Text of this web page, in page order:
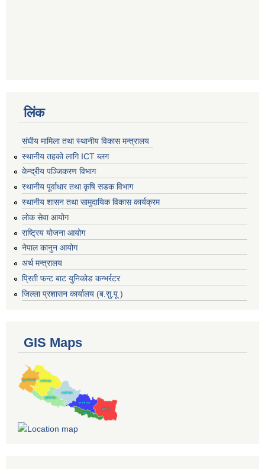
लिंक
संघीय मामिला तथा स्थानीय विकास मन्त्रालय
स्थानीय तहको लागि ICT ब्लग
केन्द्रीय पञ्जिकरण विभाग
स्थानीय पूर्वाधार तथा कृषि सडक विभाग
स्थानीय शासन तथा सामुदायिक विकास कार्यक्रम
लोक सेवा आयोग
राष्ट्रिय योजना आयोग
नेपाल कानुन आयोग
अर्थ मन्त्रालय
प्रिती फन्ट बाट युनिकोड कन्भर्रटर
जिल्ला प्रशासन कार्यालय (ब.सु.पू )
GIS Maps